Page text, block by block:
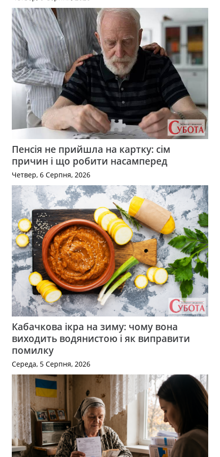
Пенсія не прийшла на картку: сім
причин і що робити насамперед
Четвер, 6 Серпня, 2026
Кабачкова ікра на зиму: чому вона
виходить водянистою і як виправити
помилку
Середа, 5 Серпня, 2026